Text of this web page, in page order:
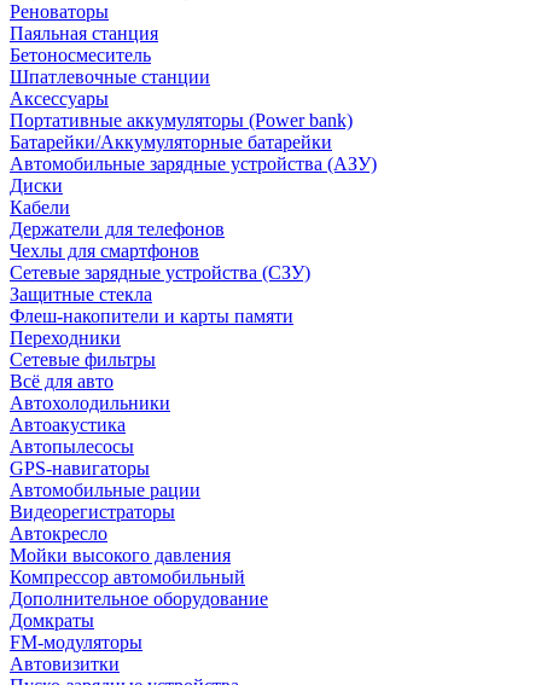
Реноваторы
Паяльная станция
Бетоносмеситель
Шпатлевочные станции
Аксессуары
Портативные аккумуляторы (Power bank)
Батарейки/Аккумуляторные батарейки
Автомобильные зарядные устройства (АЗУ)
Диски
Кабели
Держатели для телефонов
Чехлы для смартфонов
Сетевые зарядные устройства (СЗУ)
Защитные стекла
Флеш-накопители и карты памяти
Переходники
Сетевые фильтры
Всё для авто
Автохолодильники
Автоакустика
Автопылесосы
GPS-навигаторы
Автомобильные рации
Видеорегистраторы
Автокресло
Мойки высокого давления
Компрессор автомобильный
Дополнительное оборудование
Домкраты
FM-модуляторы
Автовизитки